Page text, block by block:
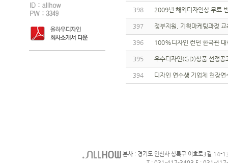
398 2009년 해외디자인상 무료
397 정부지원, 기획마케팅과정
396 100%디자인 런던 한국관
395 우수디자인(GD)상품 선정공
394 디자인 연수생 기업체 현장
본사 : 경기도 안산사 상록구 이호로3길 14-